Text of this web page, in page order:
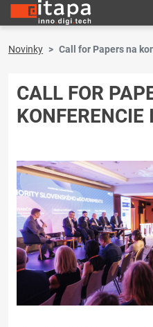
Novinky Call for Papers na
CALL FOR